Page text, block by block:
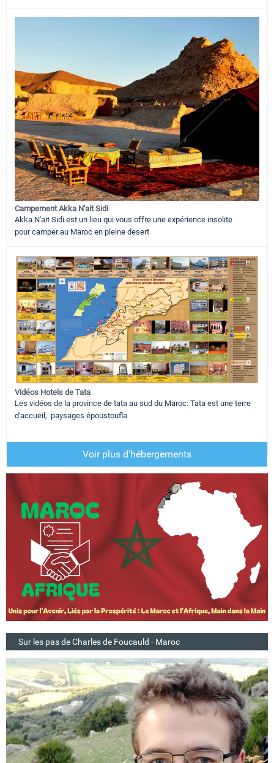
Campement Akka N'ait Sidi
Akka N'ait Sidi est un lieu qui vous offre une expérience insolite
pour camper au Maroc en pleine desert
Vidéos Hotels de Tata
Les vidéos de la province de tata au sud du Maroc: Tata est une terre
d'accueil, paysages époustoufla
Voir plus d'hébergements
Sur les pas de Charles de Foucauld - Maroc